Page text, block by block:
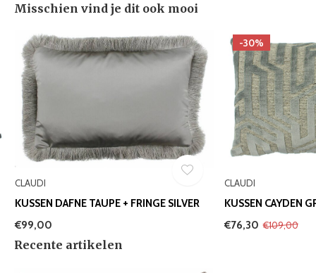
Misschien vind je dit ook mooi
CLAUDI
KUSSEN DAFNE TAUPE + FRINGE SILVER
€99,00
-30%
CLAUDI
KUSSEN CAYDEN
€76,30 €109,00
Recente artikelen